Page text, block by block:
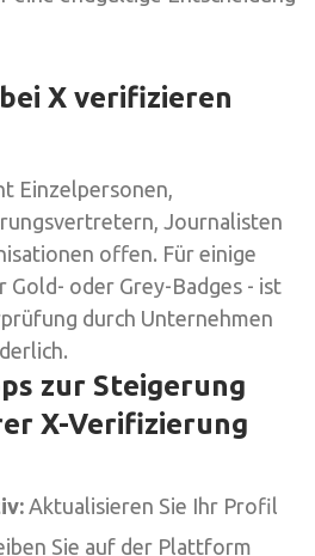
X verifizieren
Einzelpersonen,
Journalisten
offen. Für einige
Gold- oder Grey-Badges - ist
durch Unternehmen
zur Steigerung
X-Verifizierung
Aktualisieren Sie Ihr Profil
Sie auf der Plattform